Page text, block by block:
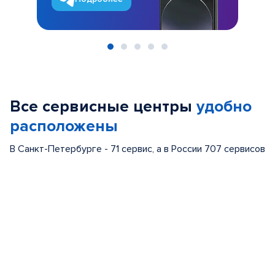
Все сервисные центры удобно
расположены
В Санкт-Петербурге - 71 сервис, а в России 707 сервисов